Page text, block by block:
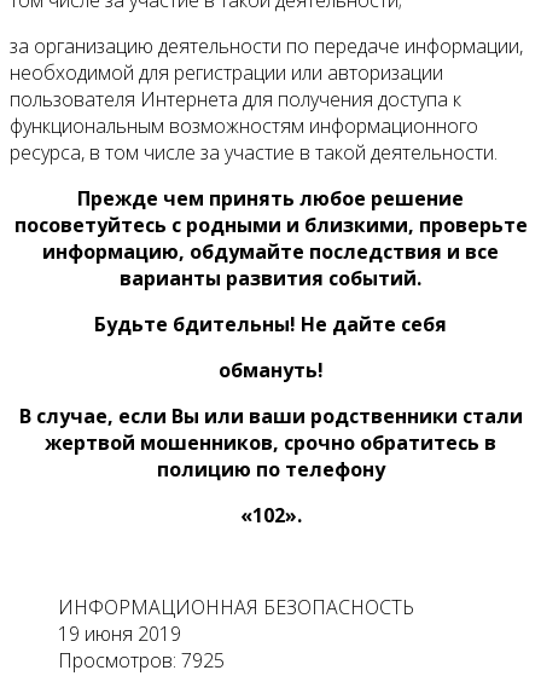
за организацию деятельности по передаче информации,
необходимой для регистрации или авторизации
пользователя Интернета для получения доступа к
функциональным возможностям информационного
ресурса, в том числе за участие в такой деятельности.
Прежде чем принять любое решение
посоветуйтесь с родными и близкими, проверьте
информацию, обдумайте последствия и все
варианты развития событий.
Будьте бдительны! Не дайте себя
обмануть!
В случае, если Вы или ваши родственники стали
жертвой мошенников, срочно обратитесь в
полицию по телефону
«102».
ИНФОРМАЦИОННАЯ БЕЗОПАСНОСТЬ
19 июня 2019
Просмотров: 7925